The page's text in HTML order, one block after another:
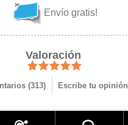
Envío gratis!
Valoración
(313) Escribe tu opinión